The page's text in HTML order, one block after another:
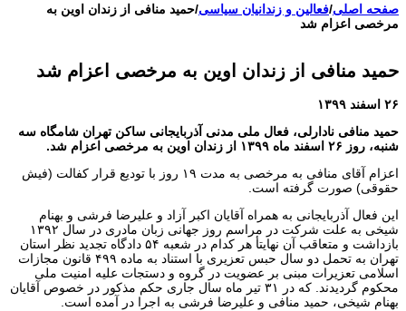
صفحه اصلی/فعالین و زندانیان سیاسی/حمید منافی از زندان اوین به
مرخصی اعزام شد
حمید منافی از زندان اوین به مرخصی اعزام شد
۲۶ اسفند ۱۳۹۹
حمید منافی نادارلی، فعال ملی مدنی آذربایجانی ساکن تهران شامگاه سه
شنبه، روز ۲۶ اسفند ماه ۱۳۹۹ از زندان اوین به مرخصی اعزام شد.
اعزام آقای منافی به مرخصی به مدت ۱۹ روز با تودیع قرار کفالت (فیش
حقوقی) صورت گرفته است.
این فعال آذربایجانی به همراه آقایان اکبر آزاد و علیرضا فرشی و بهنام
شیخی به علت شرکت در مراسم روز جهانی زبان مادری در سال ۱۳۹۲
بازداشت و متعاقب آن نهایتأ هر کدام در شعبه ۵۴ دادگاه تجدید نظر استان
تهران به تحمل دو سال حبس تعزیری با استناد به ماده ۴۹۹ قانون مجازات
اسلامی تعزیرات مبنی بر عضویت در گروه و دستجات علیه امنیت ملی
محکوم گردیدند. که در ۳۱ تیر ماه سال جاری حکم مذکور در خصوص آقایان
بهنام شیخی، حمید منافی و علیرضا فرشی به اجرا در آمده است.